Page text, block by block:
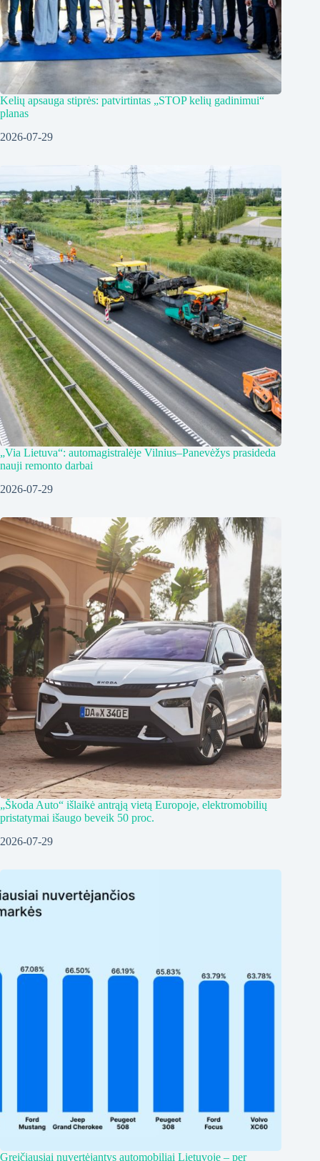
Kelių apsauga stiprės: patvirtintas „STOP kelių gadinimui“
planas
2026-07-29
„Via Lietuva“: automagistralėje Vilnius–Panevėžys prasideda
nauji remonto darbai
2026-07-29
„Škoda Auto“ išlaikė antrąją vietą Europoje, elektromobilių
pristatymai išaugo beveik 50 proc.
2026-07-29
Greičiausiai nuvertėjantys automobiliai Lietuvoje – per